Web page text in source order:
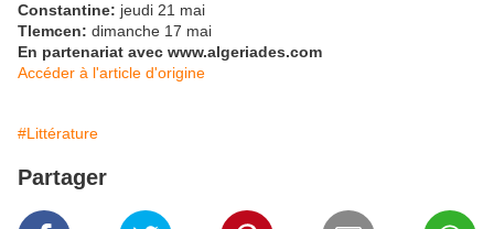
Constantine: jeudi 21 mai
Tlemcen: dimanche 17 mai
En partenariat avec www.algeriades.com
​Accéder à l'article d'origine
#Littérature
Partager